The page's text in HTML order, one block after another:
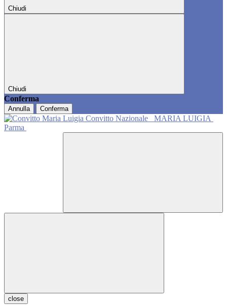
Chiudi
Chiudi
Conferma
Annulla Conferma
Convitto Nazionale
MARIA LUIGIA
Parma
close